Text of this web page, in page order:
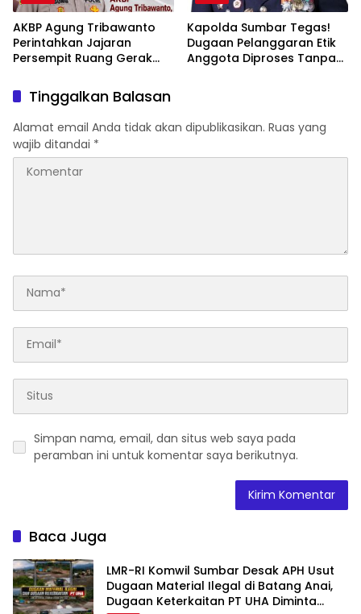
AKBP Agung Tribawanto
Perintahkan Jajaran
Persempit Ruang Gerak
Pasaman Barat
Kapolda Sumbar Tegas!
Dugaan Pelanggaran Etik
Anggota Diproses Tanpa
Tinggalkan Balasan
Alamat email Anda tidak akan dipublikasikan. Ruas yang
wajib ditandai *
Simpan nama, email, dan situs web saya pada
peramban ini untuk komentar saya berikutnya.
Baca Juga
LMR-RI Komwil Sumbar Desak APH Usut
Dugaan Material Ilegal di Batang Anai,
Dugaan Keterkaitan PT UHA Diminta